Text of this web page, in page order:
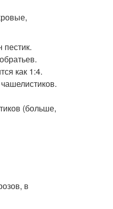
как 1:4.
(больше,
в